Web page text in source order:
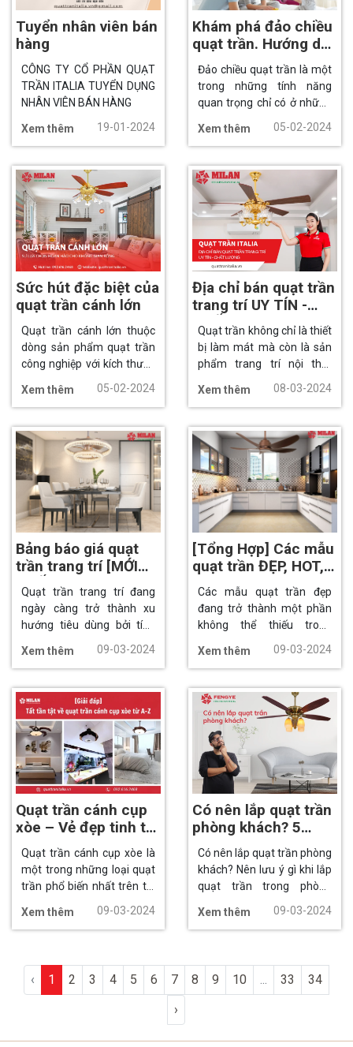
đầu hiện nay? Hãy cùng
tìm hiểu trong bài viết dưới
đây.
Tuyển nhân viên bán
hàng
CÔNG TY CỔ PHẦN QUẠT
TRẦN ITALIA TUYỂN DỤNG
NHÂN VIÊN BÁN HÀNG
Xem thêm 19-01-2024
Khám phá đảo chiều
quạt trần. Hướng dẫn
cách đổi chiều quay
của quạt
Đảo chiều quạt trần là một
trong những tính năng
quan trọng chỉ có ở những
dòng sản phẩm cao cấp,
giúp tối ưu hóa hiệu suất
linh hoạt trong sử dụng.
Chế độ này giúp thay đổi
hướng quay của cánh quạt,
điều này có thể được thực
hiện thông qua công tắc
đảo chiều quạt trần hoặc
điều khiển từ xa.
Xem thêm 05-02-2024
Sức hút đặc biệt của
quạt trần cánh lớn
Quạt trần cánh lớn thuộc
dòng sản phẩm quạt trần
công nghiệp với kích thước
quạt trần thông thường.
lớn với đường kính cánh từ
1m5 trở lên. Với sải cánh
rộng giúp quạt tạo ra luồng
gió mạnh giúp làm mát mẻ
và làm lạnh không gian
một cách hiệu quat.
Xem thêm 05-02-2024
Địa chỉ bán quạt trần
trang trí UY TÍN -
CHẤT LƯỢNG nhất
hiện nay
Quạt trần không chỉ là thiết
bị làm mát mà còn là sản
phẩm trang trí nội thất
nhiều người tiêu dùng sử
trường xuất hiện nhiều nơi
bán quạt trần trang trí với
mẫu mã và kiểu dáng khác
nhau. Tuy nhiên, đâu mới là
địa chỉ bán quạt trần trang
trí uy tín, chất lượng, giá
thành hợp lý?
Xem thêm 08-03-2024
Bảng báo giá quạt
trần trang trí [MỚI
NHẤT 2026]
Quạt trần trang trí đang
ngày càng trở thành xu
hướng tiêu dùng bởi tính
trang trí nội thất nổi bật.
cũng rất được quan tâm
bởi người tiêu dùng.
Xem thêm 09-03-2024
[Tổng Hợp] Các mẫu
quạt trần ĐẸP, HOT,
SANG nhất hiện nay
Các mẫu quạt trần đẹp
đang trở thành một phần
không thể thiếu trong
Không chỉ đơn thuần là
trần còn là một điểm nhấn
thẩm mỹ và phong cách
riêng biệt cho ngôi nhà của
bạn.
Xem thêm 09-03-2024
Quạt trần cánh cụp
xòe – Vẻ đẹp tinh tế
cho không gian sống
hiện đại
Quạt trần cánh cụp xòe là
một trong những loại quạt
trần phổ biến nhất trên thị
này được ưa chuộng bởi
hiệu quả và giá thành hợp
Xem thêm 09-03-2024
Có nên lắp quạt trần
phòng khách? 5
tuyệt chiêu lắp quạt
trần bạn nên biết
Có nên lắp quạt trần phòng
khách? Nên lưu ý gì khi lắp
quạt trần trong phòng
nào lựa chọn mẫu quạt
được nhiều khách hàng
quan tâm khi lựa chọn
Xem thêm 09-03-2024
‹ 1 2 3 4 5 6 7 8 9 10 33
34
›